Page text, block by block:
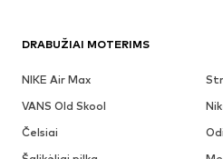
DRABUŽIAI MOTERIMS
NIKE Air Max
VANS Old Skool
Čelsiai